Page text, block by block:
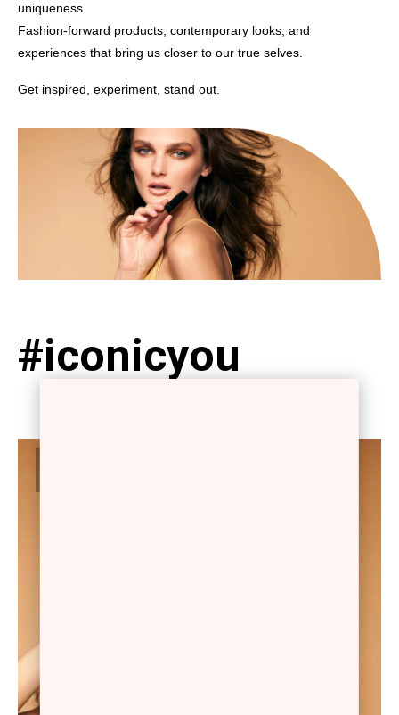
uniqueness.
Fashion-forward products, contemporary looks, and
experiences that bring us closer to our true selves.
Get inspired, experiment, stand out.
#iconicyou